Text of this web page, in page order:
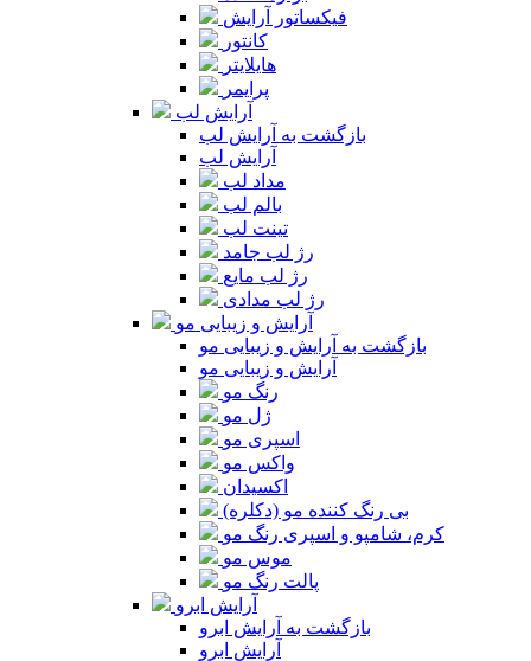
فیکساتور آرایش
کانتور
هایلایتر
پرایمر
آرایش لب
بازگشت به آرایش لب
آرایش لب
مداد لب
بالم لب
تینت لب
رژ لب جامد
رژ لب مایع
رژ لب مدادی
آرایش و زیبایی مو
بازگشت به آرایش و زیبایی مو
آرایش و زیبایی مو
رنگ مو
ژل مو
اسپری مو
واکس مو
اکسیدان
بی رنگ کننده مو (دکلره)
کرم، شامپو و اسپری رنگ مو
موس مو
پالت رنگ مو
آرایش ابرو
بازگشت به آرایش ابرو
آرایش ابرو